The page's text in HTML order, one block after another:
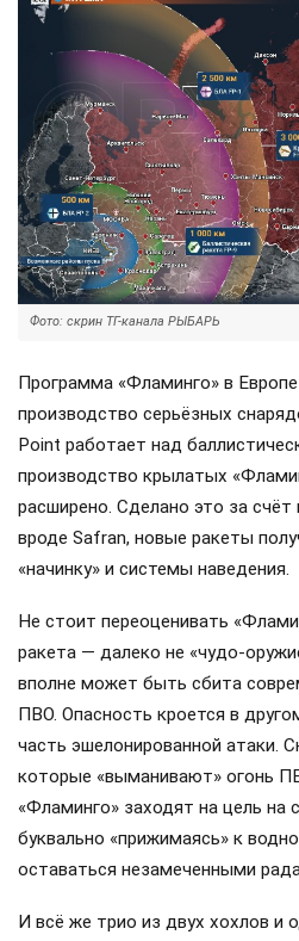
Фото: скрин ТГ-канала РЫБАРЬ
Программа «Фламинго» в
производство серьёзных
Point работает над
производство крылатых
расширено. Сделано это за счёт
вроде Safran, новые ракеты
«начинку» и системы наведения.
Не стоит переоценивать
ракета — далеко не «чудо-
вполне может быть сбита
ПВО. Опасность кроется в
часть эшелонированной атаки.
которые «выманивают» огонь
«Фламинго» заходят на цель на
буквально «прижимаясь» к
оставаться незамеченными
И всё же трио из двух хохлов и